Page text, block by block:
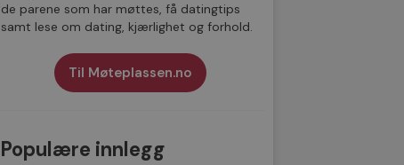
de parene som har møttes, få datingtips
samt lese om dating, kjærlighet og forhold.
Til Møteplassen.no
Populære innlegg